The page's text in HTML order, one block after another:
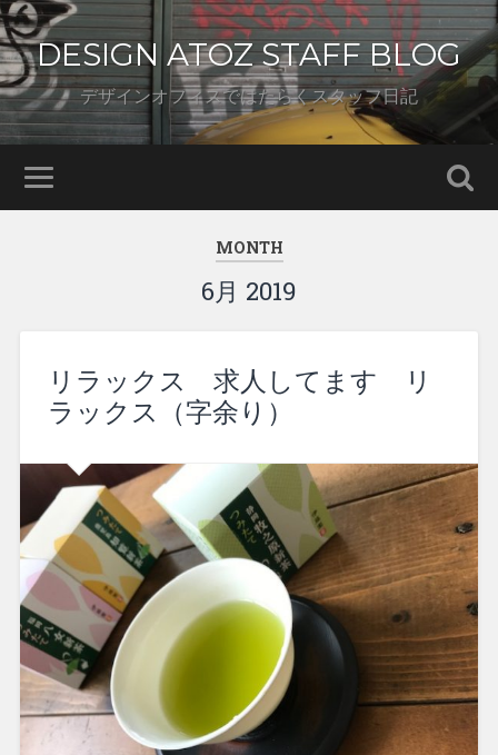
DESIGN ATOZ STAFF BLOG
デザインオフィスではたらくスタッフ日記
MONTH
6月 2019
リラックス 求人してます リ
ラックス（字余り）